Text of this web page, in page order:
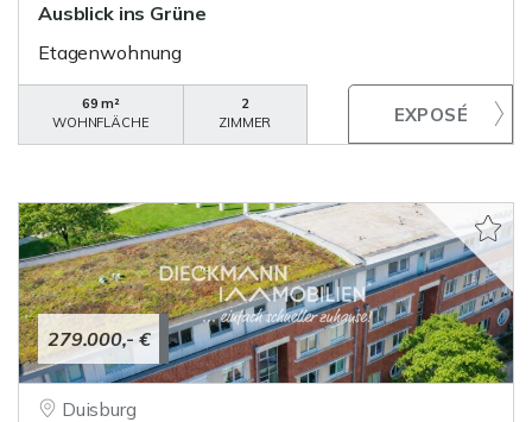
Ausblick ins Grüne
Etagenwohnung
69 m²
WOHNFLÄCHE
2
ZIMMER
279.000,- €
Duisburg